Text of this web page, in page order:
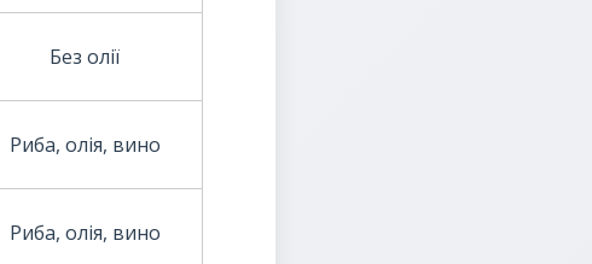
Без олії
Риба, олія, вино
Риба, олія, вино